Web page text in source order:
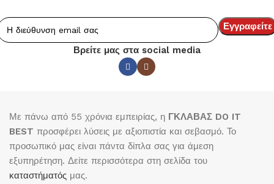
Βρείτε μας στα social media
Με πάνω από 55 χρόνια εμπειρίας, η ΓΚΛΑΒΑΣ DO IT
BEST προσφέρει λύσεις με αξιοπιστία και σεβασμό. Το
προσωπικό μας είναι πάντα δίπλα σας για άμεση
εξυπηρέτηση. Δείτε περισσότερα στη σελίδα του
καταστήματός μας.